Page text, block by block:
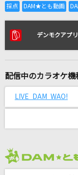
リアル
炎と森のカーニ
[生音]俺らしく
デンモクアプ
配信中のカラオケ機
LIVE DAM WAO!